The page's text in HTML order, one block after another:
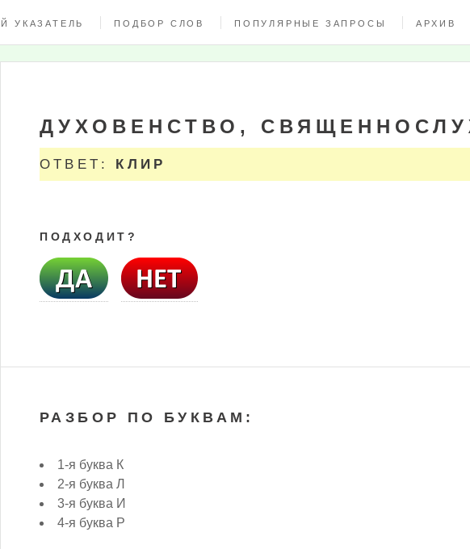
УКАЗАТЕЛЬ ПОДБОР СЛОВ ПОПУЛЯРНЫЕ ЗАПРОСЫ АРХИВ
ДУХОВЕНСТВО,
ОТВЕТ: КЛИР
ПОДХОДИТ?
РАЗБОР ПО БУКВАМ:
1-я буква К
2-я буква Л
3-я буква И
4-я буква Р